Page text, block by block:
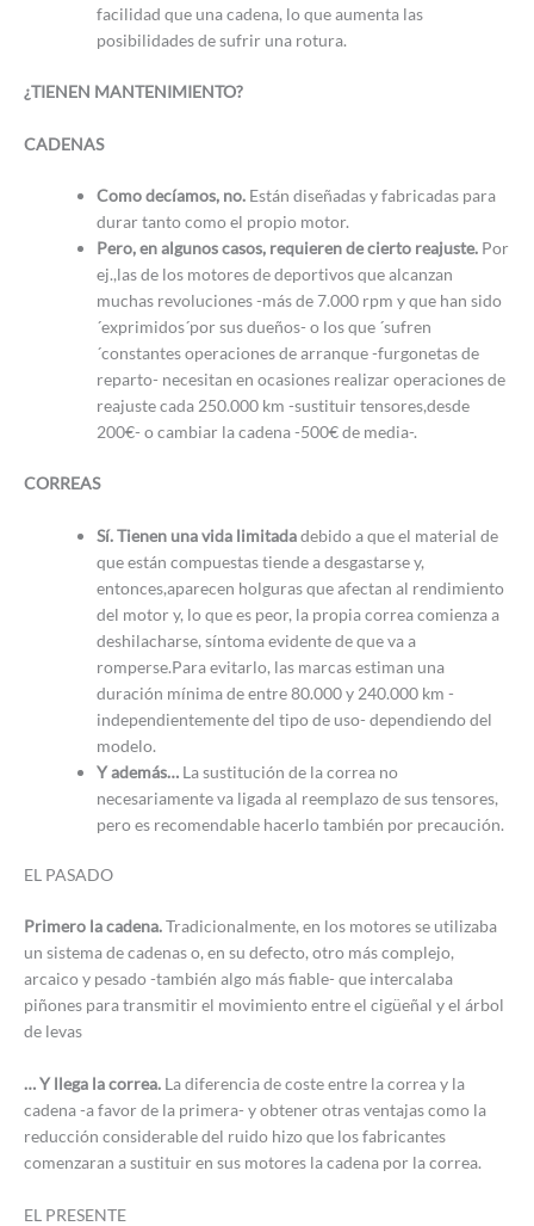
facilidad que una cadena, lo que aumenta las
posibilidades de sufrir una rotura.
¿TIENEN MANTENIMIENTO?
CADENAS
Como decíamos, no. Están diseñadas y fabricadas para
durar tanto como el propio motor.
Pero, en algunos casos, requieren de cierto reajuste. Por
ej.,las de los motores de deportivos que alcanzan
muchas revoluciones -más de 7.000 rpm y que han sido
´exprimidos´por sus dueños- o los que ´sufren
´constantes operaciones de arranque -furgonetas de
reparto- necesitan en ocasiones realizar operaciones de
reajuste cada 250.000 km -sustituir tensores,desde
200€- o cambiar la cadena -500€ de media-.
CORREAS
Sí. Tienen una vida limitadadebido a que el material de
que están compuestas tiende a desgastarse y,
entonces,aparecen holguras que afectan al rendimiento
del motor y, lo que es peor, la propia correa comienza a
deshilacharse, síntoma evidente de que va a
romperse.Para evitarlo, las marcas estiman una
duración mínima de entre 80.000 y 240.000 km -
independientemente del tipo de uso- dependiendo del
modelo.
Y además… La sustitución de la correa no
necesariamente va ligada al reemplazo de sus tensores,
pero es recomendable hacerlo también por precaución.
EL PASADO
Primero la cadena.Tradicionalmente, en los motores se utilizaba
un sistema de cadenas o, en su defecto, otro más complejo,
arcaico y pesado -también algo más fiable- que intercalaba
piñones para transmitir el movimiento entre el cigüeñal y el árbol
de levas
… Y llega la correa. La diferencia de coste entre la correa y la
cadena -a favor de la primera- y obtener otras ventajas como la
reducción considerable del ruido hizo que los fabricantes
comenzaran a sustituir en sus motores la cadena por la correa.
EL PRESENTE